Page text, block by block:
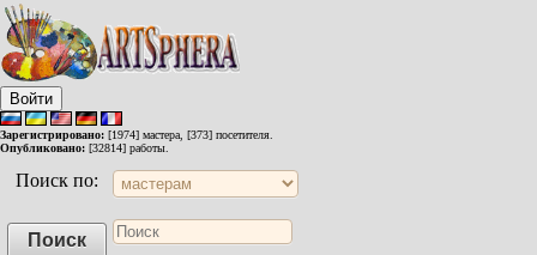
Войти
Зарегистрировано: [1974] мастера, [373] посетителя.
Опубликовано: [32814] работы.
Поиск по: